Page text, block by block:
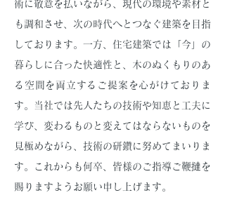
術に敬意を払いながら、現代の環境や素材と
も調和させ、次の時代へとつなぐ建築を目指
しております。一方、住宅建築では「今」の
暮らしに合った快適性と、木のぬくもりのあ
る空間を両立するご提案を心がけておりま
す。当社では先人たちの技術や知恵と工夫に
学び、変わるものと変えてはならないものを
見極めながら、技術の研鑽に努めてまいりま
す。これからも何卒、皆様のご指導ご鞭撻を
賜りますようお願い申し上げます。